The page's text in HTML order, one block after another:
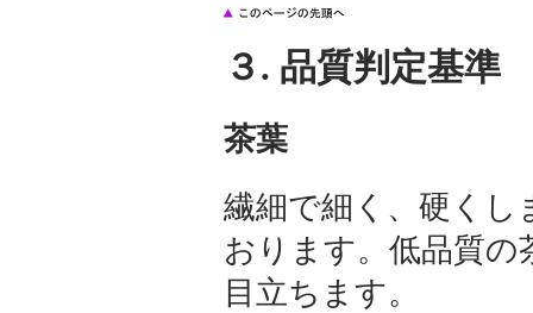
３. 品質判定基準
茶葉
繊細で細く、硬くし
おります。低品質
目立ちます。